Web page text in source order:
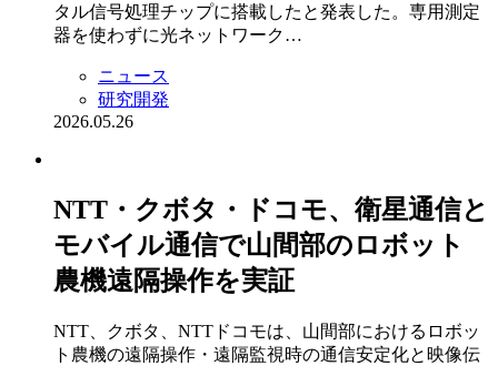
タル信号処理チップに搭載したと発表した。専用測定
器を使わずに光ネットワーク…
ニュース
研究開発
2026.05.26
NTT・クボタ・ドコモ、衛星通信と
モバイル通信で山間部のロボット
農機遠隔操作を実証
NTT、クボタ、NTTドコモは、山間部におけるロボッ
ト農機の遠隔操作・遠隔監視時の通信安定化と映像伝